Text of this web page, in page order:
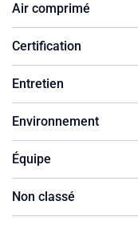
Air comprimé
Certification
Entretien
Environnement
Équipe
Non classé